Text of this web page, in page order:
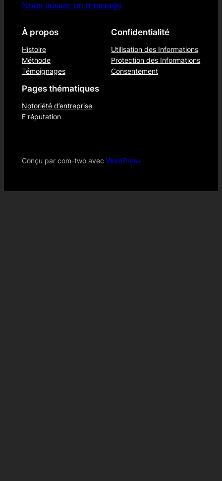
Nous laisser un message
À propos
Histoire
Méthode
Témoignages
Confidentialité
Utilisation des Informations
Protection des Informations
Consentement
Pages thématiques
Notoriété d’entreprise
E réputation
Conçu par com-two avec WordPress